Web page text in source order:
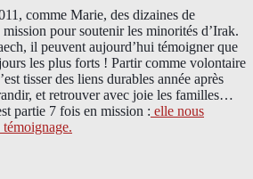
comme Marie, des dizaines de
pour soutenir les minorités d’Irak.
il peuvent aujourd’hui témoigner que
les plus forts ! Partir comme volontaire
tisser des liens durables année après
et retrouver avec joie les familles…
partie 7 fois en mission : elle nous
témoignage.